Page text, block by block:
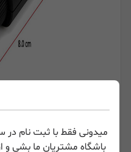
میدونی فقط با ثبت نام در
باشگاه مشتریان ما بشی و
محافظت از HDMI ESD